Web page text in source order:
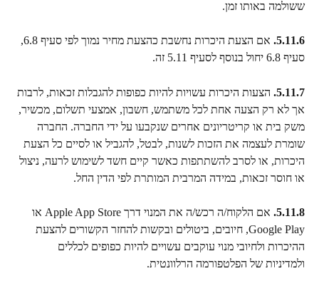
ששולמה באותו זמן.
5.11.6.
אם הצעת היכרות נחשבת כהצעת מחיר נמוך לפי סעיף 6.8,
סעיף 6.8 יחול בנוסף לסעיף 5.11 זה.
5.11.7. הצעות היכרות עשויות להיות כפופות להגבלות זכאות, לרבות
אך לא רק הצעה אחת לכל משתמש, חשבון, אמצעי תשלום, מכשיר,
משק בית או קריטריונים אחרים שנקבעו על ידי החברה. החברה
שומרת לעצמה את הזכות לשנות, לבטל, להגביל או לסיים כל הצעת
היכרות, או לסרב להשתתפות כאשר קיים חשד לשימוש לרעה, ניצול
או חוסר זכאות, במידה המרבית המותרת לפי הדין החל.
5.11.8.
אם הלקוח/ה רכש/ה את המנוי דרך Apple App Store או
Google Play, חיובים, ביטולים ובקשות להחזר הקשורים להצעת
ההיכרות ולחיובי מנוי עוקבים עשויים להיות כפופים לכללים
ולמדיניות של הפלטפורמה הרלוונטית.